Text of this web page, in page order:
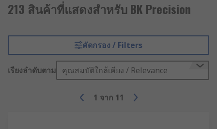
213 สินค้าที่แสดงสำหรับ BK Precision
คัดกรอง / Filters
เรียงลำดับตาม คุณสมบัติใกล้เคียง / Relevance
1 จาก 11